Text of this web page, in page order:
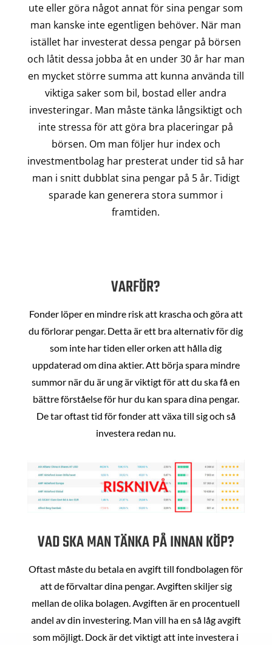
ute eller göra något annat för sina pengar som
man kanske inte egentligen behöver. När man
istället har investerat dessa pengar på börsen
och låtit dessa jobba åt en under 30 år har man
en mycket större summa att kunna använda till
viktiga saker som bil, bostad eller andra
investeringar. Man måste tänka långsiktigt och
inte stressa för att göra bra placeringar på
börsen. Om man följer hur index och
investmentbolag har presterat under tid så har
man i snitt dubblat sina pengar på 5 år. Tidigt
sparade kan generera stora summor i
framtiden.
VARFÖR?
Fonder löper en mindre risk att krascha och göra att
du förlorar pengar. Detta är ett bra alternativ för dig
som inte har tiden eller orken att hålla dig
uppdaterad om dina aktier. Att börja spara mindre
summor när du är ung är viktigt för att du ska få en
bättre förståelse för hur du kan spara dina pengar.
De tar oftast tid för fonder att växa till sig och så
investera redan nu.
VAD SKA MAN TÄNKA PÅ INNAN KÖP?
Oftast måste du betala en avgift till fondbolagen för
att de förvaltar dina pengar. Avgiften skiljer sig
mellan de olika bolagen. Avgiften är en procentuell
andel av din investering. Man vill ha en så låg avgift
som möjligt. Dock är det viktigt att inte investera i